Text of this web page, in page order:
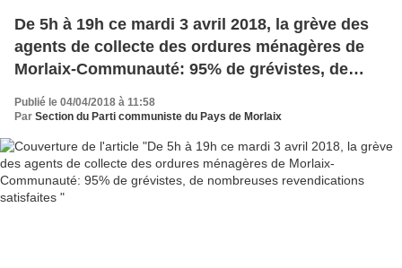
De 5h à 19h ce mardi 3 avril 2018, la grève des
agents de collecte des ordures ménagères de
Morlaix-Communauté: 95% de grévistes, de
nombreuses revendications satisfaites
Publié le 04/04/2018 à 11:58
Par Section du Parti communiste du Pays de Morlaix